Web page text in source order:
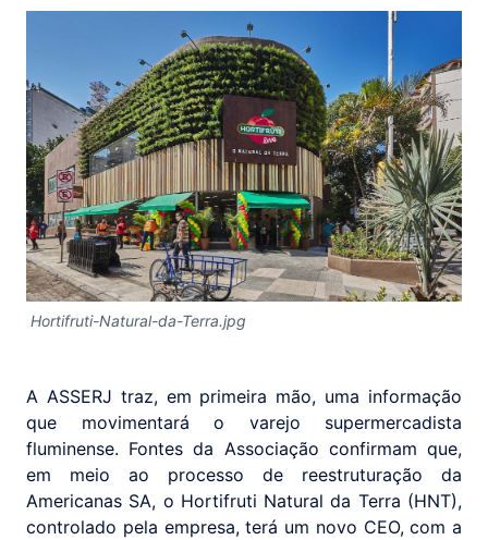
Hortifruti-Natural-da-Terra.jpg
A ASSERJ traz, em primeira mão, uma informação
que movimentará o varejo supermercadista
fluminense. Fontes da Associação confirmam que,
em meio ao processo de reestruturação da
Americanas SA, o Hortifruti Natural da Terra (HNT),
controlado pela empresa, terá um novo CEO, com a